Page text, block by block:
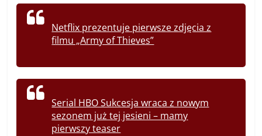
Netflix prezentuje pierwsze zdjęcia z
filmu „Army of Thieves”
Serial HBO Sukcesja wraca z nowym
sezonem już tej jesieni – mamy
pierwszy teaser